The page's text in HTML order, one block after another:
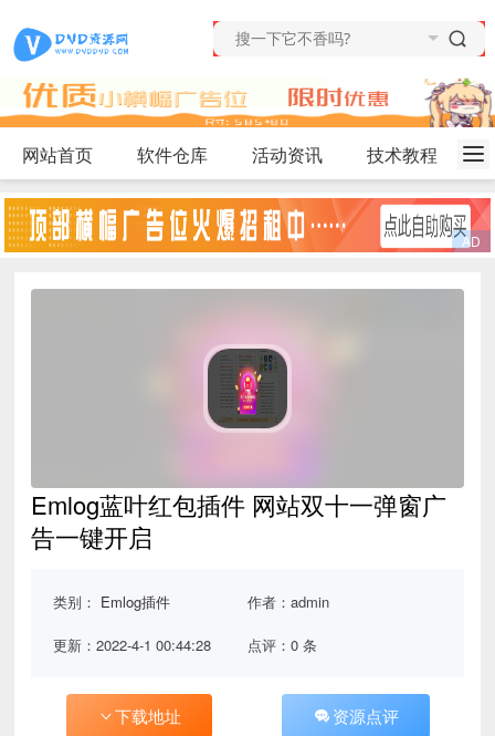
网站首页 软件仓库 活动资讯 技术教程
Emlog蓝叶红包插件 网站双十一弹窗广
告一键开启
类别： Emlog插件 作者：admin
更新：2022-4-1 00:44:28 点评：0 条
下载地址 资源点评